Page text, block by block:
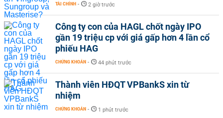
TÀI CHÍNH - 2 giờ trước
Công ty con của HAGL chốt ngày IPO
gần 19 triệu cp với giá gấp hơn 4 lần cổ
phiếu HAG
CHỨNG KHOÁN - 44 phút trước
Thành viên HĐQT VPBankS xin từ
nhiệm
CHỨNG KHOÁN - 1 phút trước